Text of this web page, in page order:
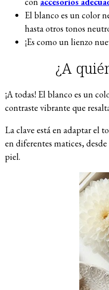
El blanco es un color
hasta otros tonos
¡Es como un lienzo
¿A
¡A todas! El blanco es un
contraste vibrante que
La clave está en adaptar el
en diferentes matices,
piel.